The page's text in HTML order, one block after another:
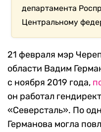
департамента
Центральному
21 февраля мэр
области Вадим
с ноября 2019 года,
он работал
«Северсталь». По
Германова могла